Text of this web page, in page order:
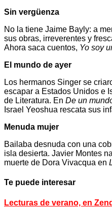
Sin vergüenza
No la tiene Jaime Bayly: a
sus obras, irreverentes y
Ahora saca cuentos, Yo soy
El mundo de ayer
Los hermanos Singer se
escapar a Estados Unidos e
de Literatura. En De un
Israel Yeoshua rescata sus
Menuda mujer
Bailaba desnuda con una
isla desierta. Javier Montes
muerte de Dora Vivacqua en
Te puede interesar
Lecturas de verano, en